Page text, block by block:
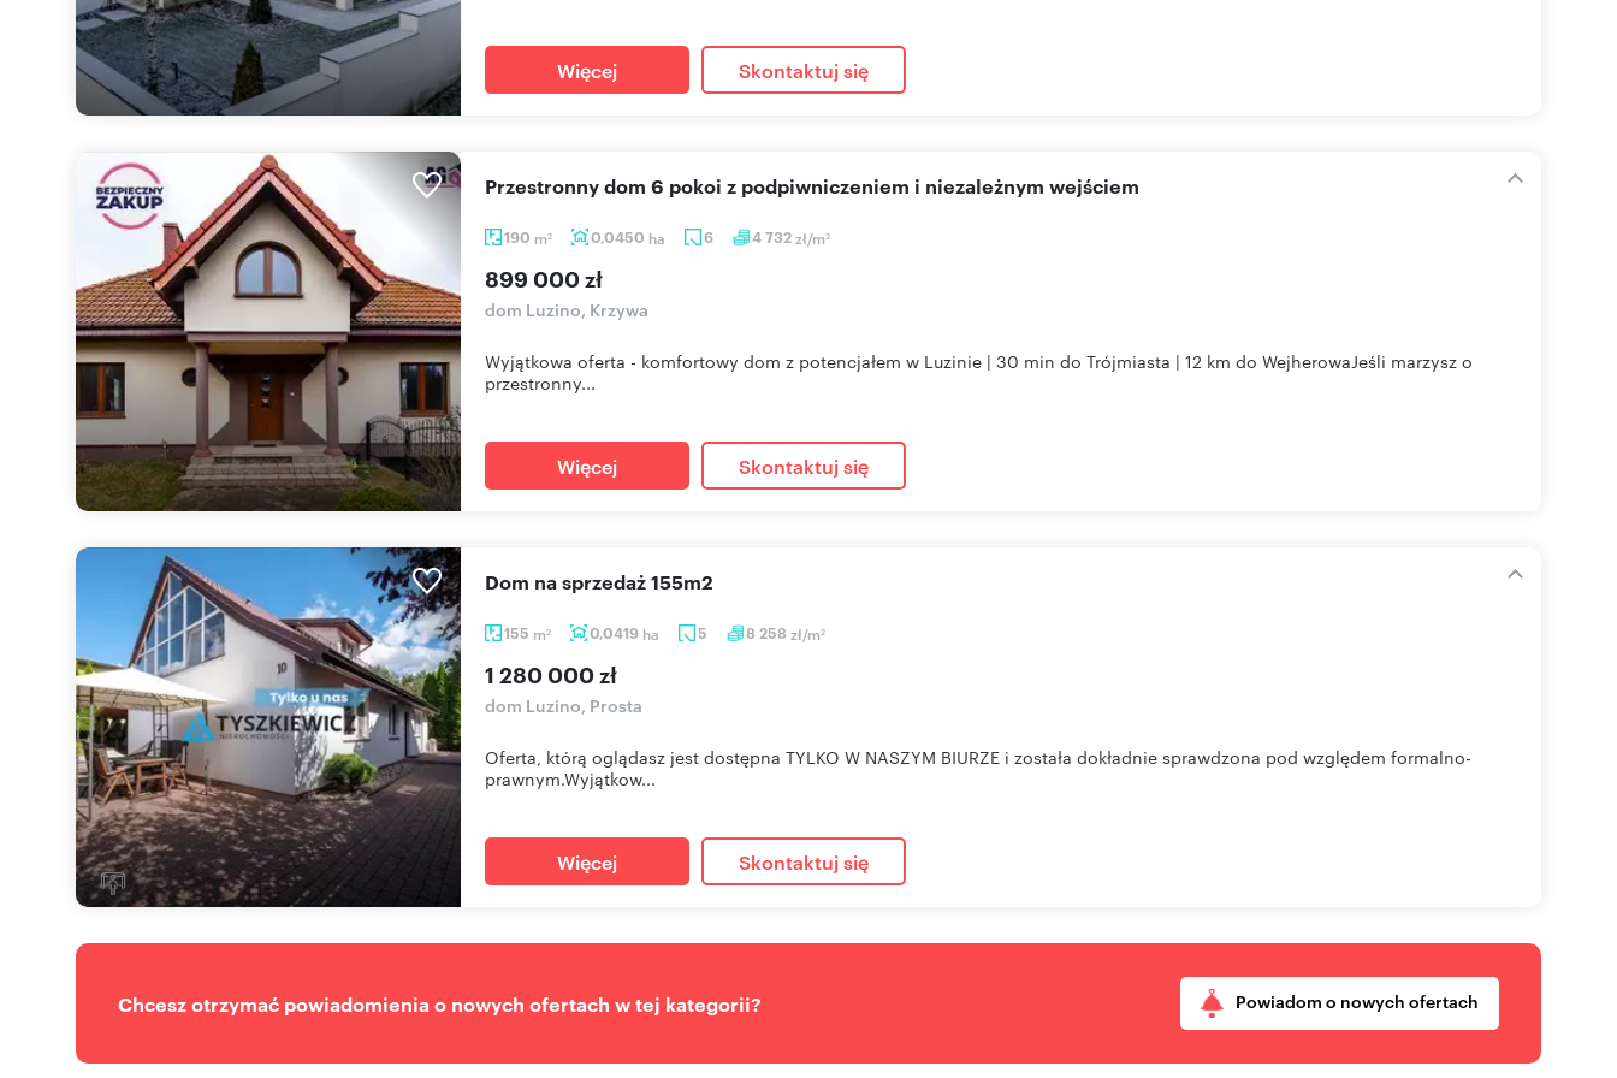
Więcej Skontaktuj się
190 m2 0,0450 ha 6 4 732zł/m2
Przestronny dom 6 pokoi z podpiwniczeniem i niezależnym wejściem
899 000 zł
dom Luzino, Krzywa
Wyjątkowa oferta - komfortowy dom z potencjałem w Luzinie | 30 min do Trójmiasta | 12 km do WejherowaJeśli marzysz o
przestronny...
Więcej Skontaktuj się
155 m2 0,0419 ha 5 8 258 zł/m2
dom na sprzedaż 155m2
1 280 000 zł
dom Luzino, Prosta
Oferta, którą oglądasz jest dostępna TYLKO W NASZYM BIURZE i została dokładnie sprawdzona pod względem formalno-
prawnym.Wyjątkow...
Więcej Skontaktuj się
Chcesz otrzymać powiadomienia o nowych ofertach w tej kategorii? Powiadom o nowych ofertach